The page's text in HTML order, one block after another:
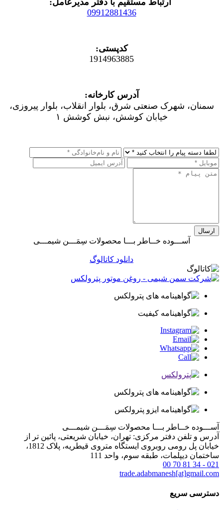
09912881436
کدپستی:
1914963885
:آدرس کارخانه
سمنان، شهرک صنعتی شرق، بلوار انقلاب، بلوار پیروزی،
خیابان کوشش، نبش کوشش ۱
ارسال
آســـوده خــاطر بـــا محصولات سِمَـــن شیمـــی
دانلود کاتالوگ
آســـوده خــاطر بـــا محصولات سِمَـــن شیمـــی
آدرس و تلفن دفتر مرکزی: تهران، خیابان شریعتی، پائین تر از
خیابان پل رومی روبروی ایستگاه متروی قیطریه، پلاک 1812،
ساختمان دیپلمات، طبقه سوم، واحد 111
021 - 34 81 70 00
trade.adabmanesh[at]gmail.com
دسترسی سریع